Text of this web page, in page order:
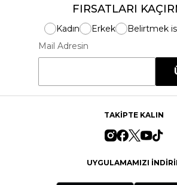
FIRSATLARI
Kadın Erkek
Belirtmek
Mail Adresin
TAKİPTE KALIN
UYGULAMAMIZI